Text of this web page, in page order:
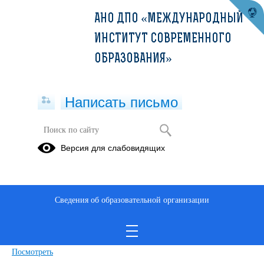
ДПП ПК_Диагностика и лечение
инфекцией (36ч)_МИСО
Посмотреть
АНО ДПО «МЕЖДУНАРОДНЫЙ
ИНСТИТУТ СОВРЕМЕННОГО
ОБРАЗОВАНИЯ»
Написать письмо
Версия для слабовидящих
Сведения об образовательной организации